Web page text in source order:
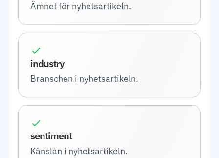
Ämnet för nyhetsartikeln.
industry
Branschen i nyhetsartikeln.
sentiment
Känslan i nyhetsartikeln.